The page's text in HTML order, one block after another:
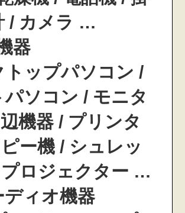
/ カメラ …
器
トップパソコン /
パソコン / モニタ
機器 / プリンタ
ー機 / シュレッ
ロジェクター …
ディオ機器